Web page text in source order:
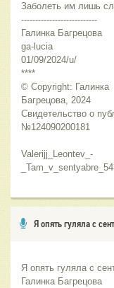
Заболеть им лишь
---------------------------
Галинка Багрецова
ga-lucia
01/09/2024/u/
****
© Copyright: Галинка
Багрецова, 2024
Свидетельство о
№124090200181
Valerijj_Leontev_-
Я опять гуляла с
Я опять гуляла с
Галинка Багрецова